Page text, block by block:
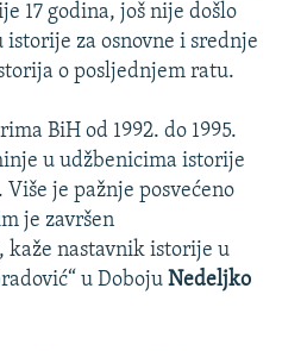
17 godina, još nije došlo
za osnovne i srednje
o posljednjem ratu.
BiH od 1992. do 1995.
u udžbenicima istorije
Više je pažnje posvećeno
je završen
kaže nastavnik istorije u
u Doboju Nedeljko